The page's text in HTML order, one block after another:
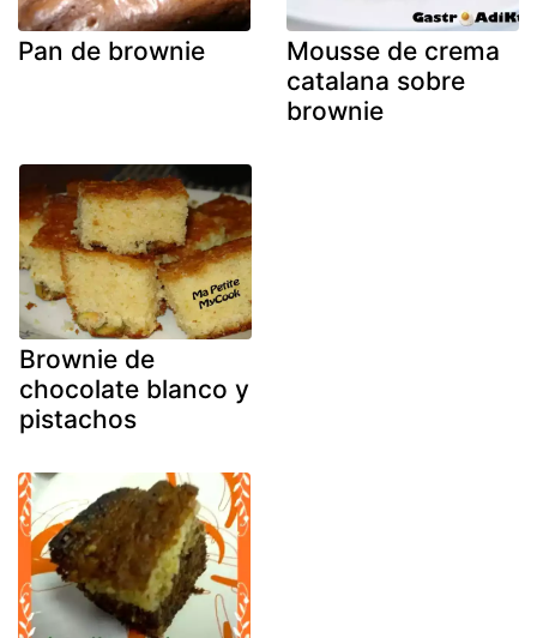
Pan de brownie
Mousse de crema
catalana sobre
brownie
Brownie de
chocolate blanco y
pistachos